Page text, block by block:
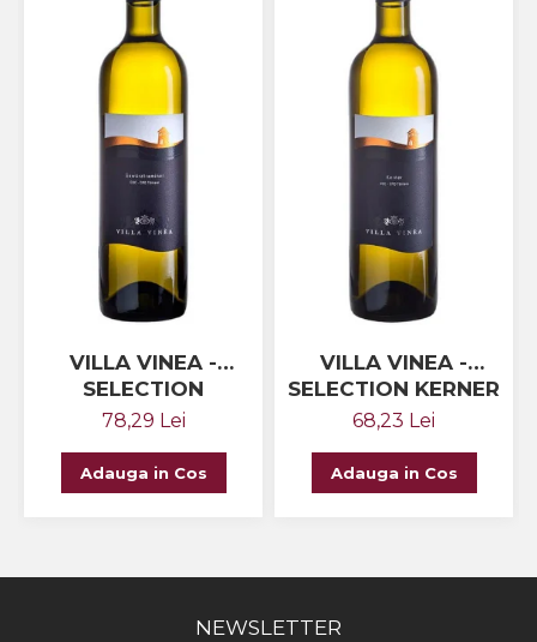
VILLA VINEA -
SELECTION
GEWURZTRAMINER
78,29 Lei
Adauga in Cos
VILLA VINEA -
SELECTION KERNER
68,23 Lei
Adauga in Cos
NEWSLETTER